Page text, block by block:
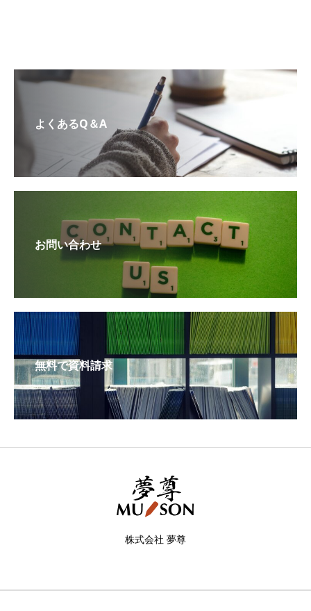
よくあるQ＆A
お問い合わせ
無料で資料請求
株式会社 夢尊